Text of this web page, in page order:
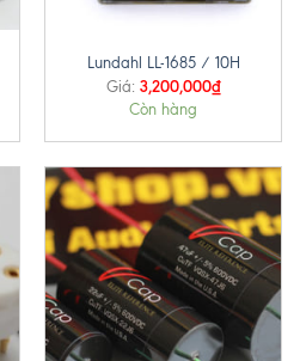
Lundahl LL-1685 / 10H
Giá: 3,200,000₫
Còn hàng